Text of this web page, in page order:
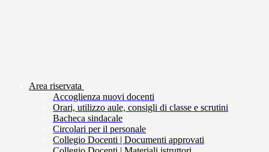
Area riservata
Accoglienza nuovi docenti
Orari, utilizzo aule, consigli di classe e scrutini
Bacheca sindacale
Circolari per il personale
Collegio Docenti | Documenti approvati